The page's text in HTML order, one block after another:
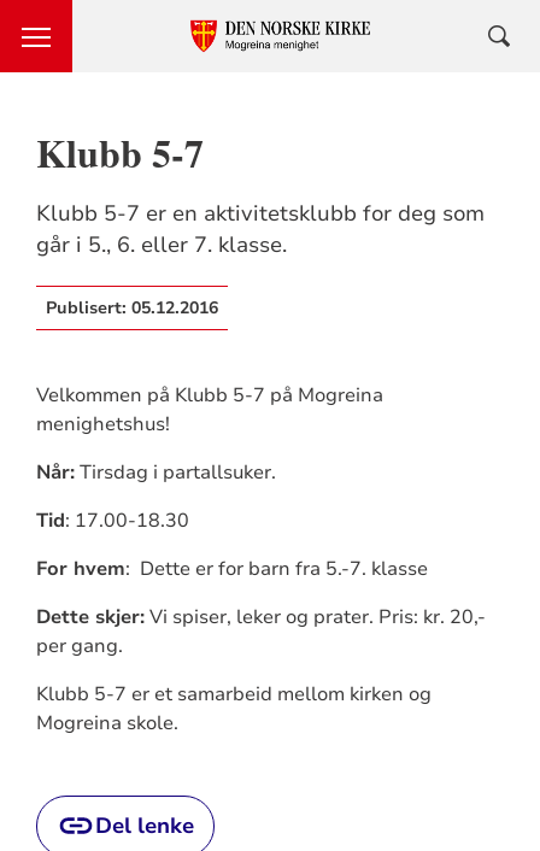
Klubb 5-7
Klubb 5-7 er en aktivitetsklubb for deg som
går i 5., 6. eller 7. klasse.
Publisert: 05.12.2016
Velkommen på Klubb 5-7 på Mogreina
menighetshus!
Når:Tirsdag i partallsuker.
Tid: 17.00-18.30
For hvem: Dette er for barn fra 5.-7. klasse
Dette skjer:Vi spiser, leker og prater. Pris: kr. 20,-
per gang.
Klubb 5-7 er et samarbeid mellom kirken og
Mogreina skole.
Del lenke